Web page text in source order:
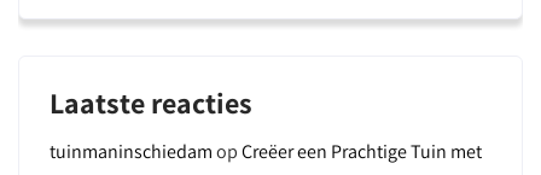
Laatste reacties
tuinmaninschiedamopCreëer een Prachtige Tuin met